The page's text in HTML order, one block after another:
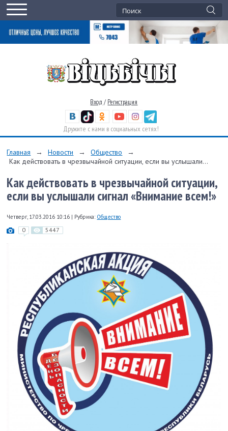
Вход / Регистрация
Дружите с нами в социальных сетях!
Главная → Новости → Общество
→
Как действовать в чрезвычайной ситуации, если вы услышали...
Как действовать в чрезвычайной ситуации,
если вы услышали сигнал «Внимание всем!»
Четверг, 17.03.2016 10:16 | Рубрика: Общество
0 5447